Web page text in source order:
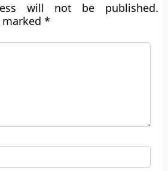
will not be published.
marked*